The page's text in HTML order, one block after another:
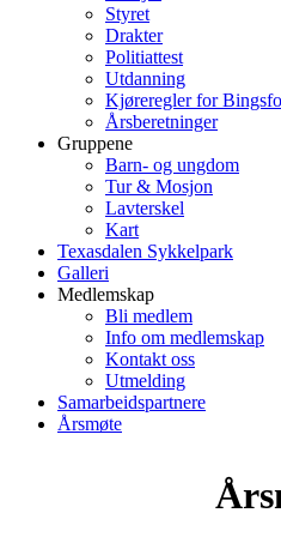
Styret
Drakter
Politiattest
Utdanning
Kjøreregler for
Årsberetninger
Gruppene
Barn- og ungdom
Tur & Mosjon
Lavterskel
Kart
Texasdalen Sykkelpark
Galleri
Medlemskap
Bli medlem
Info om medlemskap
Kontakt oss
Utmelding
Samarbeidspartnere
Årsmøte